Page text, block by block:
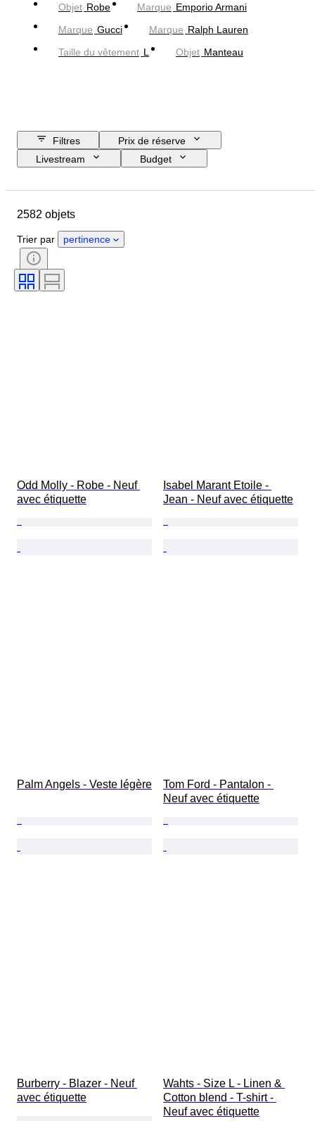
Objet Robe Marque Emporio Armani
Marque Gucci Marque Ralph Lauren
Taille du vêtement L Objet Manteau
Filtres
Prix de réserve
Livestream
Budget
Pays d’origine
Genre
État
Style
Couleur
Taille du vêtement
Époque
2582 objets
Trier par pertinence
Odd Molly - Robe - Neuf
avec étiquette
Isabel Marant Etoile -
Jean - Neuf avec étiquette
Palm Angels - Veste légère
Tom Ford - Pantalon -
Neuf avec étiquette
Burberry - Blazer - Neuf
avec étiquette
Wahts - Size L - Linen &
Cotton blend - T-shirt -
Neuf avec étiquette